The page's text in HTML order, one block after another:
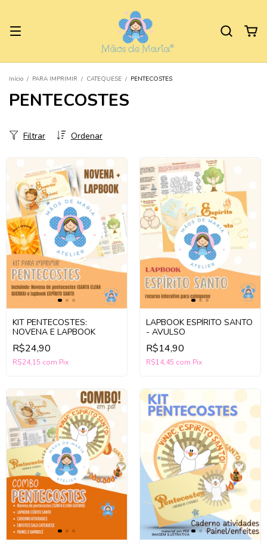
Início / PARA IMPRIMIR / CATEQUESE / PENTECOSTES
PENTECOSTES
Ordenar
Filtrar
KIT PENTECOSTES:
NOVENA E LAPBOOK
R$24,90
R$24,15 com Pix
LAPBOOK ESPÍRITO SANTO
- AVULSO
R$14,90
R$14,45 com Pix